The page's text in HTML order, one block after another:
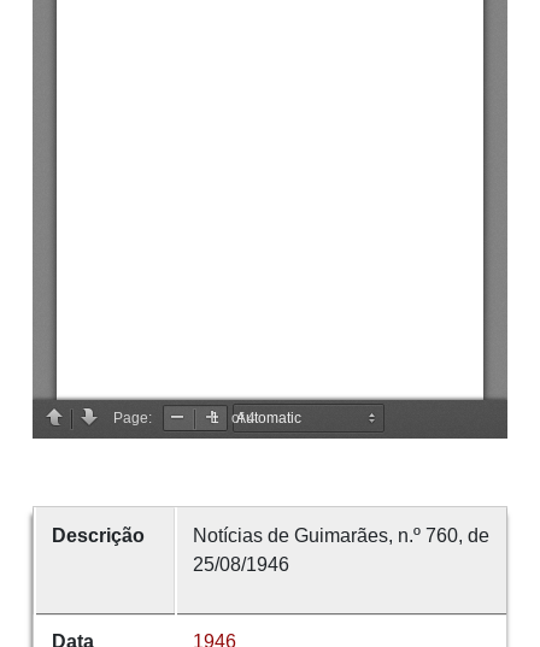
Descrição
Notícias de Guimarães, n.º 760, de
25/08/1946
Data 1946